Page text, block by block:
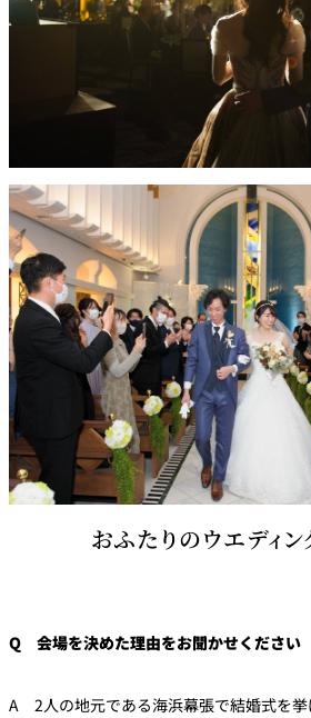
おふたりのウエディン
Q 会場を決めた理由をお聞かせください
A 2人の地元である海浜幕張で結婚式を